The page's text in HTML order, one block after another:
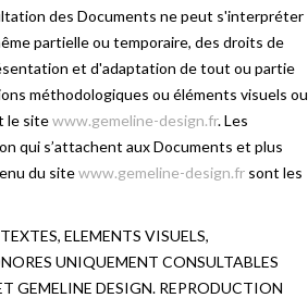
des Documents ne peut s'interpréter
partielle ou temporaire, des droits de
et d'adaptation de tout ou partie
méthodologiques ou éléments visuels ou
le sitewww.gemeline-design.fr. Les
qui s’attachent aux Documents et plus
du sitewww.gemeline-design.fr sont les
ELEMENTS VISUELS,
UNIQUEMENT CONSULTABLES
GEMELINE DESIGN. REPRODUCTION